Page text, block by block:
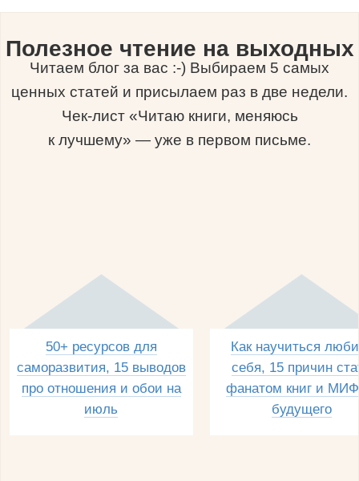
Полезное чтение на выходных
Читаем блог за вас :-) Выбираем 5 самых
ценных статей и присылаем раз в две недели.
Чек-лист «Читаю книги, меняюсь
к лучшему» — уже в первом письме.
50+ ресурсов для
саморазвития, 15 выводов
про отношения и обои на
июль
Как научиться
себя, 15 причин
фанатом книг и
будущего